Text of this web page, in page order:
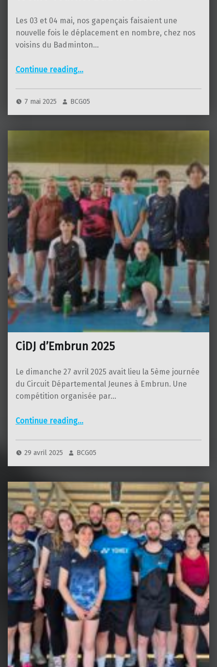
Les 03 et 04 mai, nos gapençais faisaient une
nouvelle fois le déplacement en nombre, chez nos
voisins du Badminton…
Continue reading…
7 mai 2025 BCG05
CiDJ d’Embrun 2025
Le dimanche 27 avril 2025 avait lieu la 5ème journée
du Circuit Départemental Jeunes à Embrun. Une
compétition organisée par…
Continue reading…
29 avril 2025 BCG05